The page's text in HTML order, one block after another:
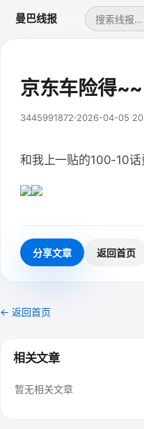
曼巴线报
京东车险得
3445991872 2026-04-05
和我上一贴的100-10话
分享文章 返回首页
← 返回首页
相关文章
暂无相关文章